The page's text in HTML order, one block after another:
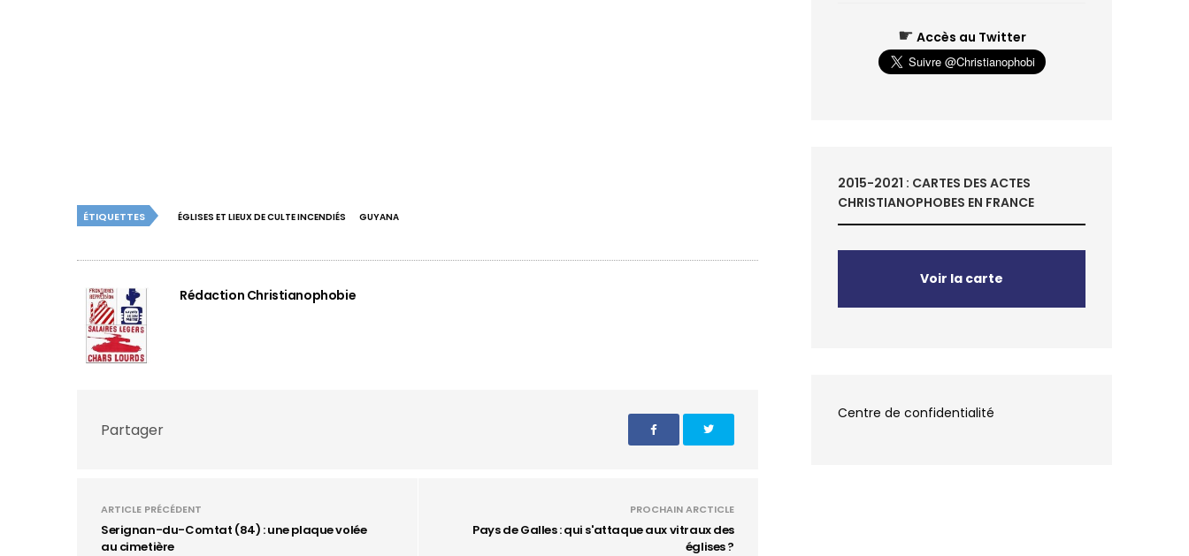
ÉTIQUETTES ÉGLISES ET LIEUX DE CULTE INCENDIÉS GUYANA
Rédaction Christianophobie
Partager
ARTICLE PRÉCÉDENT
Serignan-du-Comtat (84) : une plaque volée
au cimetière
PROCHAIN ARCTICLE
Pays de Galles : qui s'attaque aux vitraux des
églises ?
☛ Accès au Twitter
2015-2021 : CARTES DES ACTES
CHRISTIANOPHOBES EN FRANCE
Voir la carte
Centre de confidentialité